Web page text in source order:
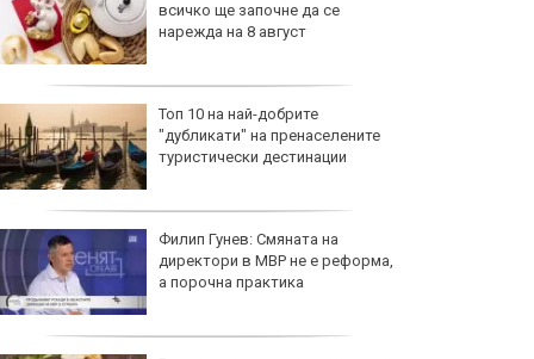
всичко ще започне да се
нарежда на 8 август
Топ 10 на най-добрите
"дубликати" на пренаселените
туристически дестинации
Филип Гунев: Смяната на
директори в МВР не е реформа,
а порочна практика